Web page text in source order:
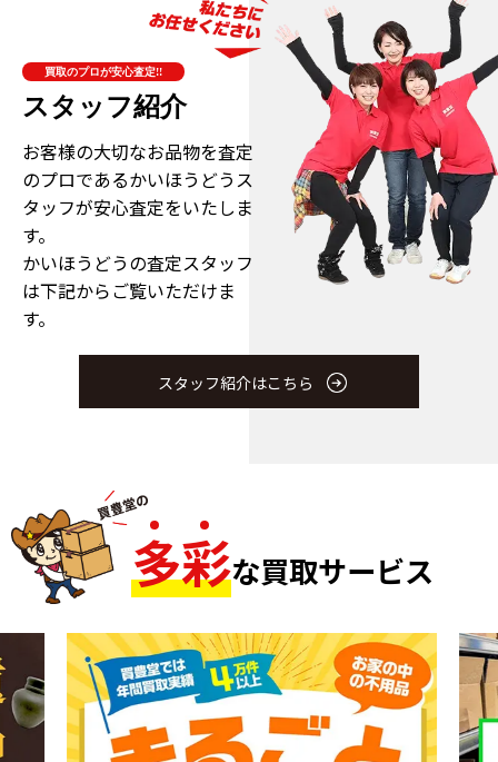
買取のプロが安心査定!!
スタッフ紹介
お客様の大切なお品物を査定
のプロであるかいほうどうス
タッフが安心査定をいたしま
す。
かいほうどうの査定スタッフ
は下記からご覧いただけま
す。
スタッフ紹介はこちら
多彩な買取サービス